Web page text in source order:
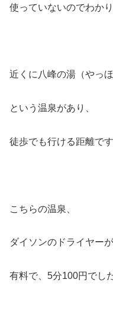
使っていないのでわかり
近くに八峰の湯（やっ
という温泉があり、
徒歩でも行ける距離です
こちらの温泉、
ダイソンのドライヤー
有料で、5分100円でした